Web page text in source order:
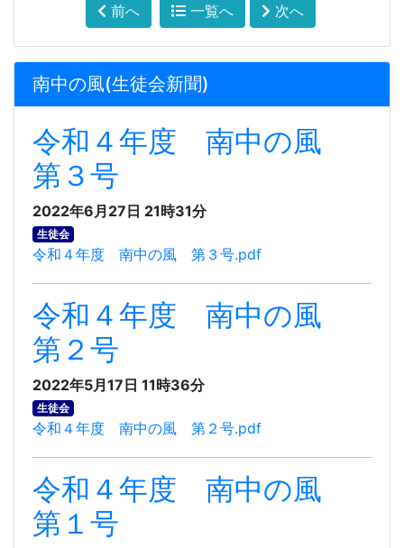
前へ 一覧へ 次へ
南中の風(生徒会新聞)
令和４年度 南中の風
第３号
2022年6月27日 21時31分
生徒会
令和４年度 南中の風 第３号.pdf
令和４年度 南中の風
第２号
2022年5月17日 11時36分
生徒会
令和４年度 南中の風 第２号.pdf
令和４年度 南中の風
第１号